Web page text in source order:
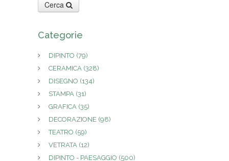
Cerca
Categorie
DIPINTO (79)
CERAMICA (328)
DISEGNO (134)
STAMPA (31)
GRAFICA (35)
DECORAZIONE (98)
TEATRO (59)
VETRATA (12)
DIPINTO - PAESAGGIO (500)